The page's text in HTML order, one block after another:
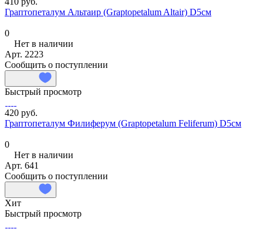
Граптопеталум Альтаир (Graptopetalum Altair) D5см
0
Нет в наличии
Арт. 2223
Сообщить о поступлении
Быстрый просмотр
420 руб.
Граптопеталум Филиферум (Graptopetalum Feliferum) D5см
0
Нет в наличии
Арт. 641
Сообщить о поступлении
Хит
Быстрый просмотр